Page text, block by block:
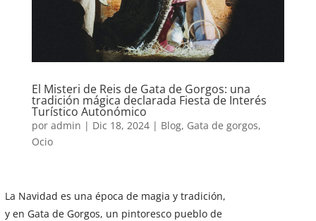
El Misteri de Reis de Gata de Gorgos: una
tradición mágica declarada Fiesta de Interés
Turístico Autonómico
por admin | Dic 18, 2024| Blog, Gata de gorgos,
Ocio
La Navidad es una época de magia y tradición,
y en Gata de Gorgos, un pintoresco pueblo de